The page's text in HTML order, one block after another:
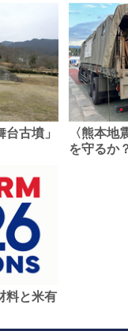
古墳」
〈熊本地
を守るか
料と米有